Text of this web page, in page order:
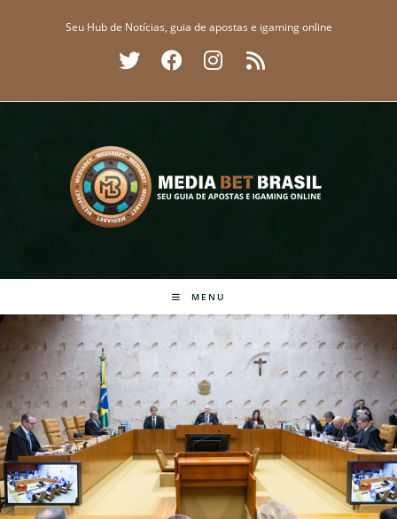
Seu Hub de Notícias, guia de apostas e igaming online
MENU